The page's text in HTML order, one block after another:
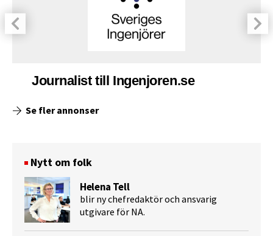
Journalist till Ingenjoren.se
Se fler annonser
Nytt om folk
Helena Tell
blir ny chefredaktör och ansvarig
utgivare för NA.